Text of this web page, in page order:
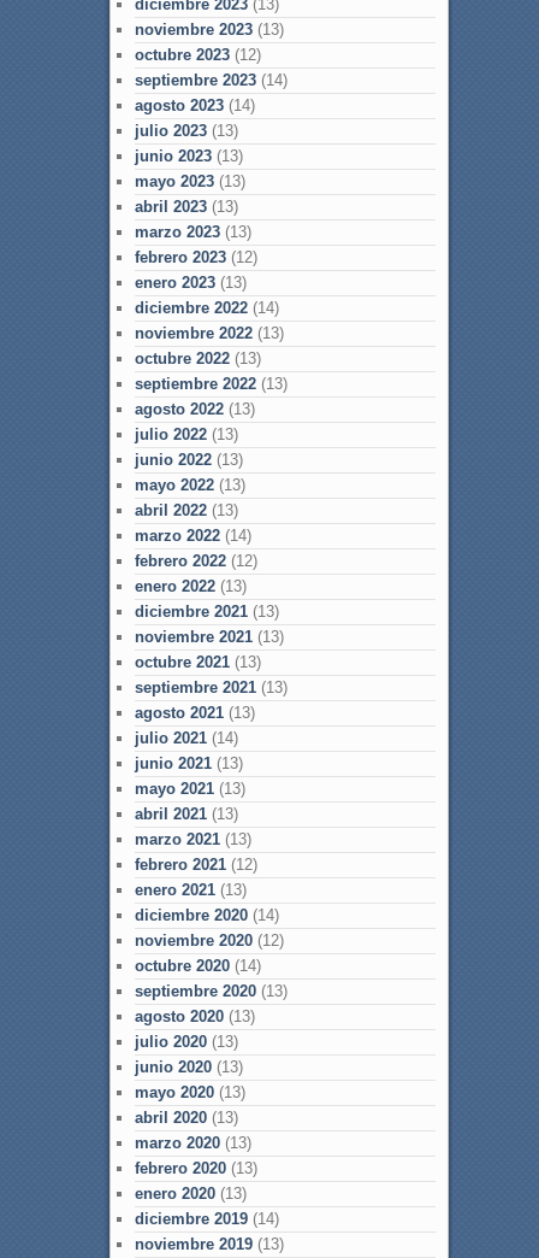
diciembre 2023(13)
noviembre 2023(13)
octubre 2023(12)
septiembre 2023(14)
agosto 2023(14)
julio 2023(13)
junio 2023(13)
mayo 2023(13)
abril 2023(13)
marzo 2023(13)
febrero 2023(12)
enero 2023(13)
diciembre 2022(14)
noviembre 2022(13)
octubre 2022(13)
septiembre 2022(13)
agosto 2022(13)
julio 2022(13)
junio 2022(13)
mayo 2022(13)
abril 2022(13)
marzo 2022(14)
febrero 2022(12)
enero 2022(13)
diciembre 2021(13)
noviembre 2021(13)
octubre 2021(13)
septiembre 2021(13)
agosto 2021(13)
julio 2021(14)
junio 2021(13)
mayo 2021(13)
abril 2021(13)
marzo 2021(13)
febrero 2021(12)
enero 2021(13)
diciembre 2020(14)
noviembre 2020(12)
octubre 2020(14)
septiembre 2020(13)
agosto 2020(13)
julio 2020(13)
junio 2020(13)
mayo 2020(13)
abril 2020(13)
marzo 2020(13)
febrero 2020(13)
enero 2020(13)
diciembre 2019(14)
noviembre 2019(13)